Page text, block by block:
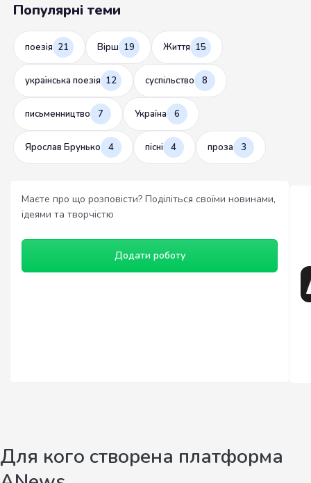
Популярні теми
поезія 21 Вірш 19 Життя 15
українська поезія 12 суспільство 8
письменництво 7 Україна 6
Ярослав Брунько 4 пісні 4 проза 3
Маєте про що розповісти? Поділіться своїми новинами,
ідеями та творчістю
Додати роботу
Для кого створена платформа